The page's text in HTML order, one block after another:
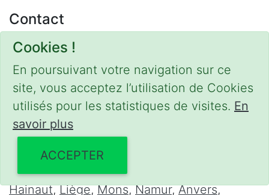
Cookies !
En poursuivant votre navigation sur ce
site, vous acceptez l’utilisation de Cookies
utilisés pour les statistiques de visites. En
savoir plus
ACCEPTER
Contact
Phone :0475 47 20 19
Décalaminage & Régénération FAP à
domicile
Interventions urgentes sur la Belgique dans
Bruxelles,Brabant Wallon
Hainaut,Liège,Mons,Namur,Anvers,